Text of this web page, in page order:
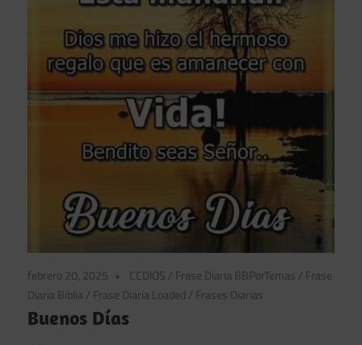
febrero 20, 2025 CCDIOS / Frase Diaria BBPorTemas / Frase
Diaria Biblia / Frase Diaria Loaded / Frases Diarias
Buenos Días